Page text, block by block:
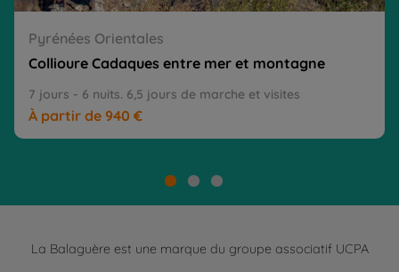
Pyrénées Orientales
Collioure Cadaques entre mer et montagne
7 jours - 6 nuits. 6,5 jours de marche et visites
À partir de 940 €
La Balaguère est une marque du groupe associatif UCPA